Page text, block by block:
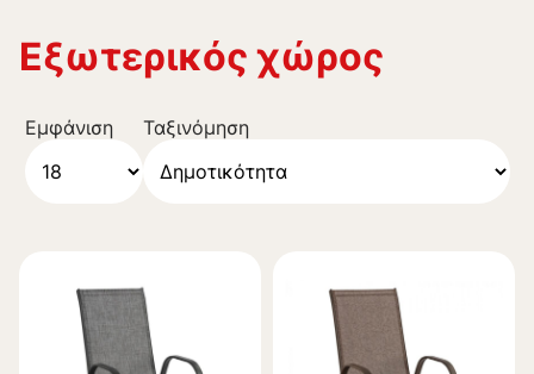
Εξωτερικός χώρος
Εμφάνιση Ταξινόμηση